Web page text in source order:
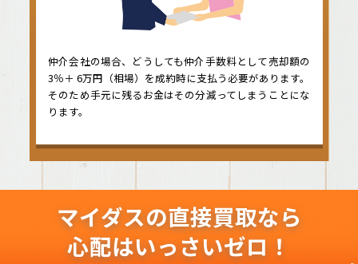
仲介会社の場合、どうしても仲介手数料として売却額の
3％＋ 6万円（相場）を成約時に支払う必要があります。
そのため手元に残るお金はその分減ってしまうことにな
ります。
マイダスの直接買取なら
心配はいっさいゼロ！